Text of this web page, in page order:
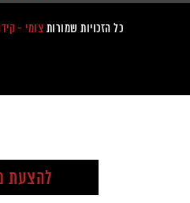
כל הזכויות שמורות צומי -
להצעת